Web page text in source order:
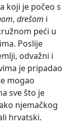
koji je počeo s
, drešom i
peći u
Poslije
odvažni i
je pripadao
mogao
sve što je
njemačkog
hrvatski.